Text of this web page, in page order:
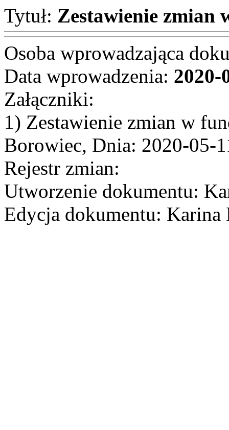
Tytuł: Zestawienie zmian
Osoba wprowadzająca
Data wprowadzenia: 2020-
Załączniki:
1) Zestawienie zmian w
Borowiec, Dnia: 2020-05-
Rejestr zmian:
Utworzenie dokumentu:
Edycja dokumentu: